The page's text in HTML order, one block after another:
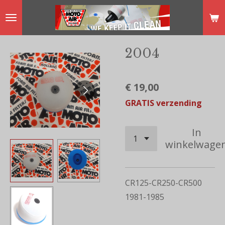
de
hoofdinhoud
2004
€ 19,00
GRATIS verzending
In
CR125-CR250-CR500
1981-1985